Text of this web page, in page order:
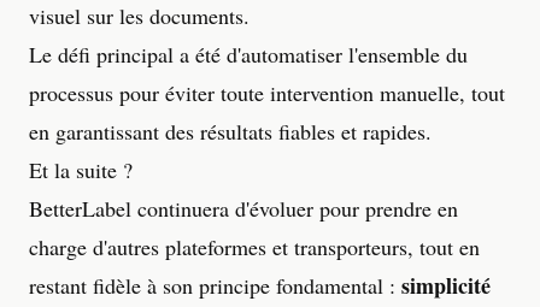
visuel sur les documents.
Le défi principal a été d'automatiser l'ensemble du
processus pour éviter toute intervention manuelle, tout
en garantissant des résultats fiables et rapides.
Et la suite ?
BetterLabel continuera d'évoluer pour prendre en
charge d'autres plateformes et transporteurs, tout en
restant fidèle à son principe fondamental : simplicité